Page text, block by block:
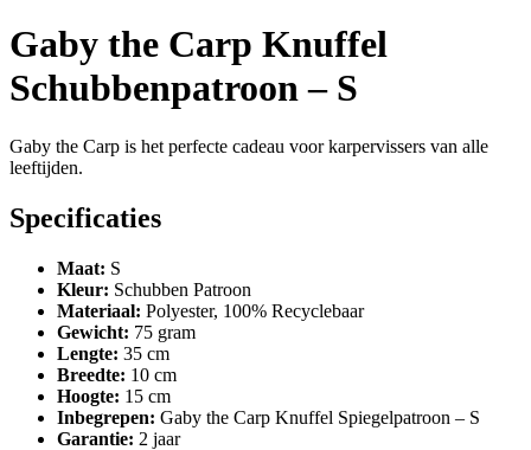
Gaby the Carp Knuffel
Schubbenpatroon – S
Gaby the Carp is het perfecte cadeau voor karpervissers van alle
leeftijden.
Specificaties
Maat: S
Kleur: Schubben Patroon
Materiaal: Polyester, 100% Recyclebaar
Gewicht: 75 gram
Lengte: 35 cm
Breedte: 10 cm
Hoogte: 15 cm
Inbegrepen: Gaby the Carp Knuffel Spiegelpatroon – S
Garantie: 2 jaar